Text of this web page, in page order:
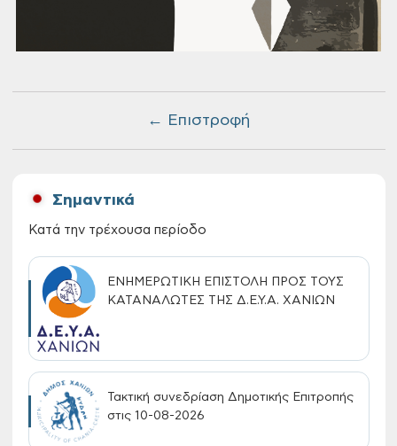
← Επιστροφή
Σημαντικά
Κατά την τρέχουσα περίοδο
ΕΝΗΜΕΡΩΤΙΚΗ ΕΠΙΣΤΟΛΗ ΠΡΟΣ ΤΟΥΣ
ΚΑΤΑΝΑΛΩΤΕΣ ΤΗΣ Δ.Ε.Υ.Α. ΧΑΝΙΩΝ
Τακτική συνεδρίαση Δημοτικής Επιτροπής
στις 10-08-2026